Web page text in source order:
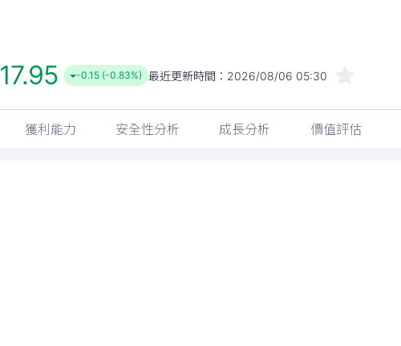
17.95 -0.15 (-0.83%) 最近更新時間： 2026/08/06 05:30
獲利能力 安全性分析 成長分析 價值評估